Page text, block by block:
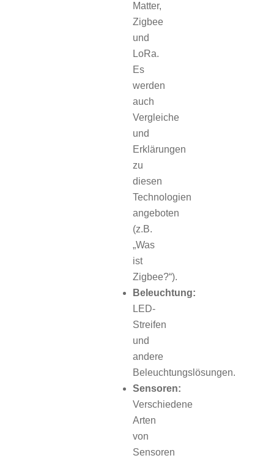
Matter,
Zigbee
und
LoRa.
Es
werden
auch
Vergleiche
und
Erklärungen
zu
diesen
Technologien
angeboten
(z.B.
„Was
ist
Zigbee?“).
Beleuchtung:
LED-
Streifen
und
andere
Beleuchtungslösungen.
Sensoren:
Verschiedene
Arten
von
Sensoren